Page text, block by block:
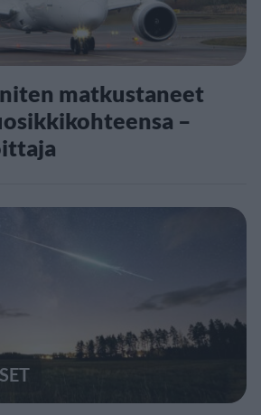
matkustaneet
–